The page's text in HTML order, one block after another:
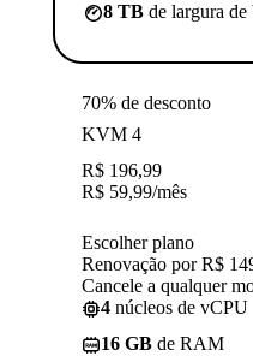
8 TB de largura de
70% de desconto
KVM 4
R$ 196,99
R$ 59,99/mês
Escolher plano
Renovação por R$
Cancele a qualquer
4 núcleos de vCPU
16 GB de RAM